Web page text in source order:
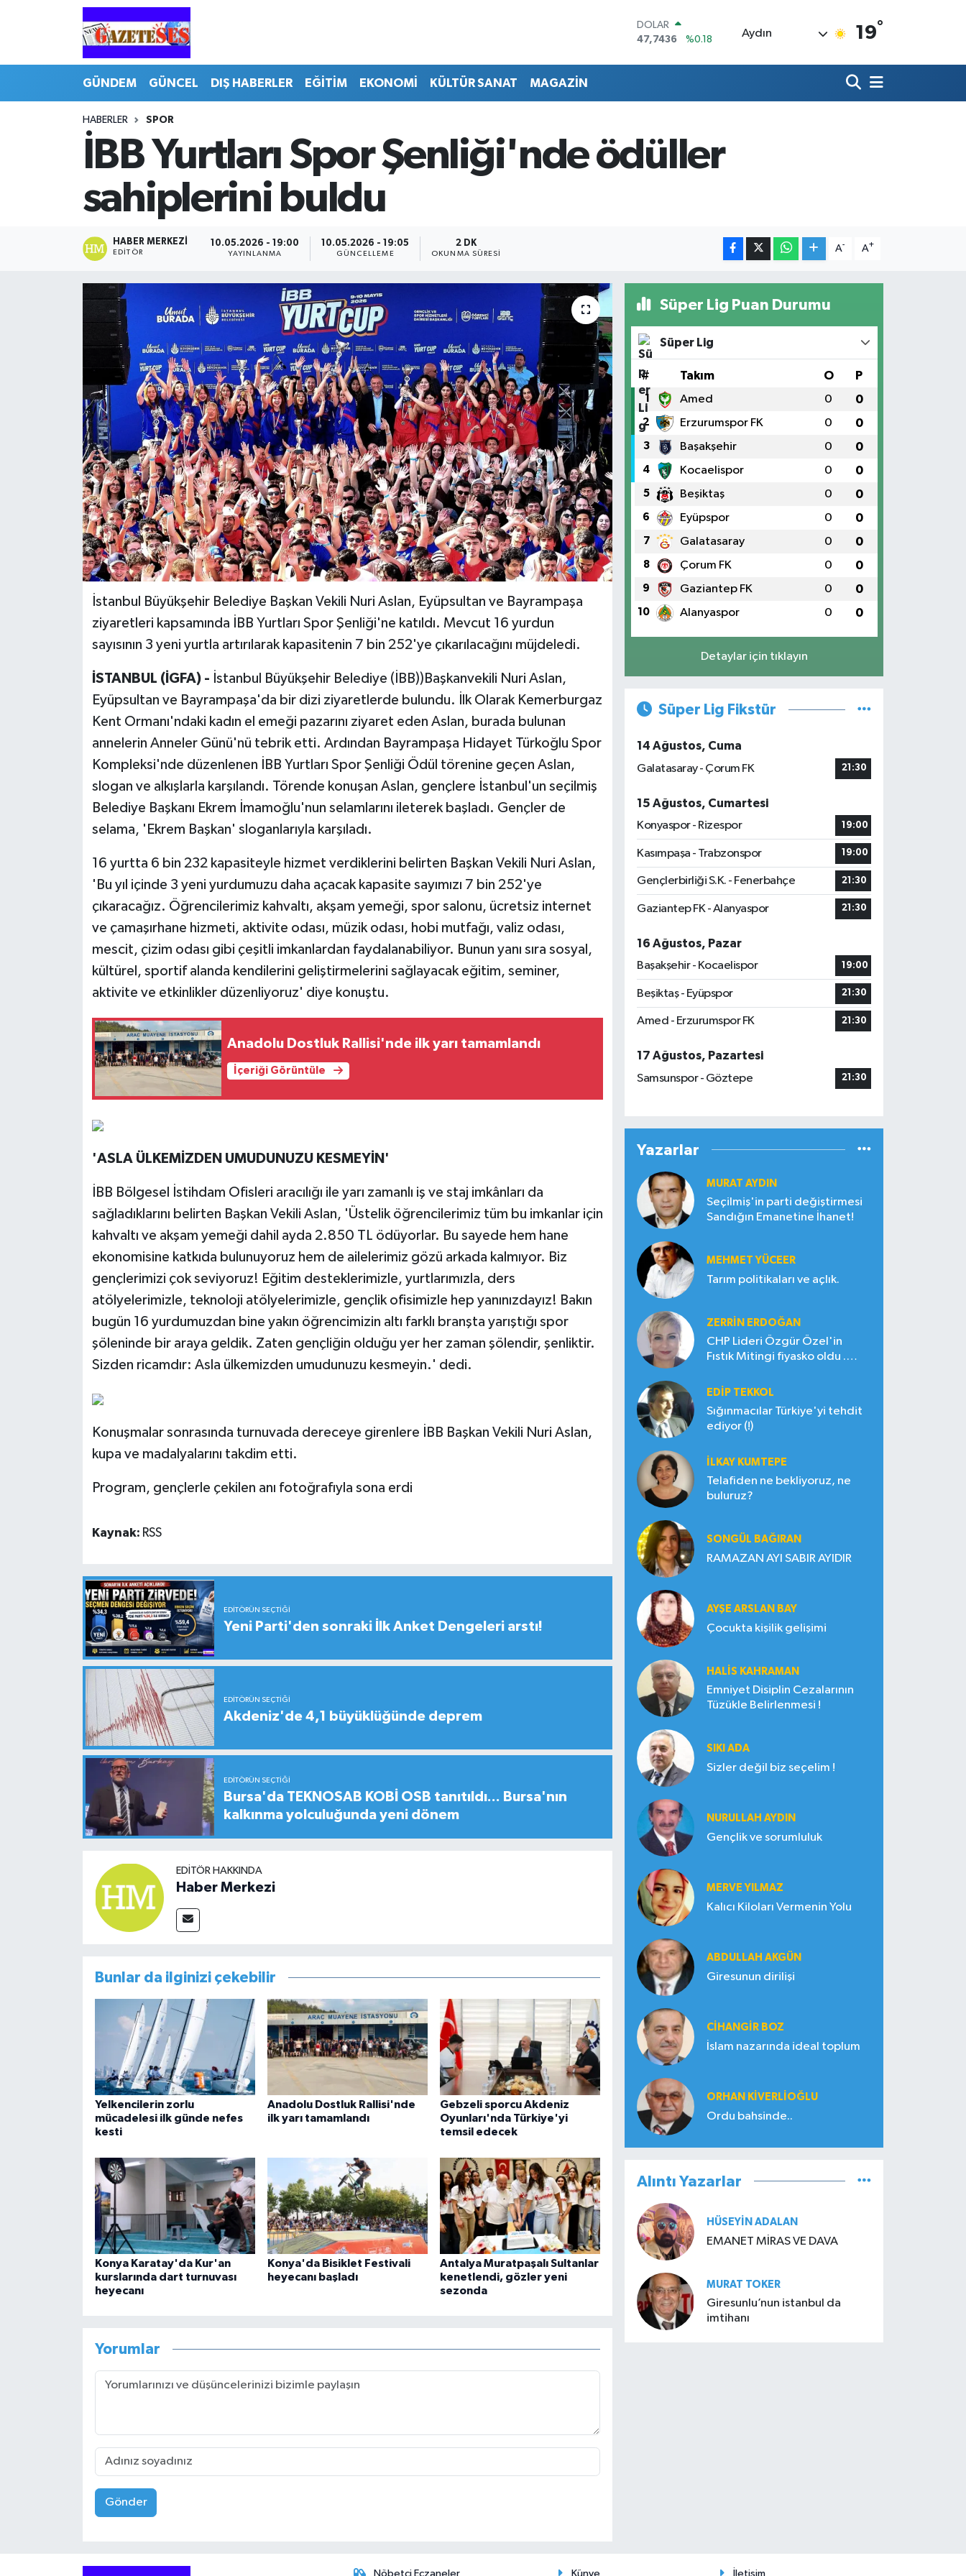
DOLAR
47,7436
%0.18
BİST100
%-14
BITCOIN
Aydın 19°
GÜNDEM GÜNCEL DIŞ HABERLER EĞİTİM EKONOMİ KÜLTÜR SANAT MAGAZİN
HABERLER SPOR
İBB Yurtları Spor Şenliği'nde ödüller
sahiplerini buldu
HABER MERKEZI
EDITÖR
10.05.2026 - 19:00
YAYINLANMA
10.05.2026 - 19:05
GÜNCELLEME
2 DK
OKUNMA SÜRESI
A- A+
İstanbul Büyükşehir Belediye Başkan Vekili Nuri Aslan, Eyüpsultan ve Bayrampaşa
ziyaretleri kapsamında İBB Yurtları Spor Şenliği'ne katıldı. Mevcut 16 yurdun
sayısının 3 yeni yurtla artırılarak kapasitenin 7 bin 252'ye çıkarılacağını müjdeledi.
İSTANBUL (İGFA) - İstanbul Büyükşehir Belediye (İBB))Başkanvekili Nuri Aslan,
Eyüpsultan ve Bayrampaşa'da bir dizi ziyaretlerde bulundu. İlk Olarak Kemerburgaz
Kent Ormanı'ndaki kadın el emeği pazarını ziyaret eden Aslan, burada bulunan
annelerin Anneler Günü'nü tebrik etti. Ardından Bayrampaşa Hidayet Türkoğlu Spor
Kompleksi'nde düzenlenen İBB Yurtları Spor Şenliği Ödül törenine geçen Aslan,
slogan ve alkışlarla karşılandı. Törende konuşan Aslan, gençlere İstanbul'un seçilmiş
Belediye Başkanı Ekrem İmamoğlu'nun selamlarını ileterek başladı. Gençler de
selama, 'Ekrem Başkan' sloganlarıyla karşıladı.
16 yurtta 6 bin 232 kapasiteyle hizmet verdiklerini belirten Başkan Vekili Nuri Aslan,
'Bu yıl içinde 3 yeni yurdumuzu daha açacak kapasite sayımızı 7 bin 252'ye
çıkaracağız. Öğrencilerimiz kahvaltı, akşam yemeği, spor salonu, ücretsiz internet
ve çamaşırhane hizmeti, aktivite odası, müzik odası, hobi mutfağı, valiz odası,
mescit, çizim odası gibi çeşitli imkanlardan faydalanabiliyor. Bunun yanı sıra sosyal,
kültürel, sportif alanda kendilerini geliştirmelerini sağlayacak eğitim, seminer,
aktivite ve etkinlikler düzenliyoruz' diye konuştu.
Anadolu Dostluk Rallisi'nde ilk yarı tamamlandı
İçeriği Görüntüle
'ASLA ÜLKEMİZDEN UMUDUNUZU KESMEYİN'
İBB Bölgesel İstihdam Ofisleri aracılığı ile yarı zamanlı iş ve staj imkânları da
sağladıklarını belirten Başkan Vekili Aslan, 'Üstelik öğrencilerimiz tüm bu imkanlar için
kahvaltı ve akşam yemeği dahil ayda 2.850 TL ödüyorlar. Bu sayede hem hane
ekonomisine katkıda bulunuyoruz hem de ailelerimiz gözü arkada kalmıyor. Biz
gençlerimizi çok seviyoruz! Eğitim desteklerimizle, yurtlarımızla, ders
atölyelerimizle, teknoloji atölyelerimizle, gençlik ofisimizle hep yanınızdayız! Bakın
bugün 16 yurdumuzdan bine yakın öğrencimizin altı farklı branşta yarıştığı spor
şöleninde bir araya geldik. Zaten gençliğin olduğu yer her zaman şölendir, şenliktir.
Sizden ricamdır: Asla ülkemizden umudunuzu kesmeyin.' dedi.
Konuşmalar sonrasında turnuvada dereceye girenlere İBB Başkan Vekili Nuri Aslan,
kupa ve madalyalarını takdim etti.
Program, gençlerle çekilen anı fotoğrafıyla sona erdi
Kaynak: RSS
EDITÖRÜN SEÇTIĞI
Yeni Parti'den sonraki İlk Anket Dengeleri arstı!
EDITÖRÜN SEÇTIĞI
Akdeniz'de 4,1 büyüklüğünde deprem
EDITÖRÜN SEÇTIĞI
Bursa'da TEKNOSAB KOBİ OSB tanıtıldı... Bursa'nın
kalkınma yolculuğunda yeni dönem
EDITÖR HAKKINDA
Haber Merkezi
Bunlar da ilginizi çekebilir
Yelkencilerin zorlu
mücadelesi ilk günde nefes
kesti
Anadolu Dostluk Rallisi'nde
ilk yarı tamamlandı
Gebzeli sporcu Akdeniz
Oyunları'nda Türkiye'yi
temsil edecek
Konya Karatay'da Kur'an
kurslarında dart turnuvası
heyecanı
Konya'da Bisiklet Festivali
heyecanı başladı
Antalya Muratpaşalı Sultanlar
kenetlendi, gözler yeni
sezonda
Yorumlar
Gönder
Süper Lig Puan Durumu
Süper Lig
# Takım O P
1 Amed 0 0
2 Erzurumspor FK 0 0
3 Başakşehir 0 0
4 Kocaelispor 0 0
5 Beşiktaş 0 0
6 Eyüpspor 0 0
7 Galatasaray 0 0
8 Çorum FK 0 0
9 Gaziantep FK 0 0
10 Alanyaspor 0 0
Detaylar için tıklayın
Süper Lig Fikstür
14 Ağustos, Cuma
Galatasaray - Çorum FK
21:30
15 Ağustos, Cumartesi
Konyaspor - Rizespor
19:00
Kasımpaşa - Trabzonspor 19:00
Gençlerbirliği S.K. - Fenerbahçe 21:30
Gaziantep FK - Alanyaspor 21:30
16 Ağustos, Pazar
Başakşehir - Kocaelispor
19:00
Beşiktaş - Eyüpspor 21:30
Amed - Erzurumspor FK 21:30
17 Ağustos, Pazartesi
Samsunspor - Göztepe
21:30
Yazarlar
MURAT AYDIN
Seçilmiş'in parti değiştirmesi
Sandığın Emanetine İhanet!
MEHMET YÜCEER
Tarım politikaları ve açlık.
ZERRIN ERDOĞAN
CHP Lideri Özgür Özel'in
Fıstık Mitingi fiyasko oldu .
EDIP TEKKOL
Sığınmacılar Türkiye'yi tehdit
ediyor (!)
İLKAY KUMTEPE
Telafiden ne bekliyoruz, ne
buluruz?
SONGÜL BAĞIRAN
RAMAZAN AYI SABIR AYIDIR
AYŞE ARSLAN BAY
Çocukta kişilik gelişimi
HALIS KAHRAMAN
Emniyet Disiplin Cezalarının
Tüzükle Belirlenmesi !
SIKI ADA
Sizler değil biz seçelim !
NURULLAH AYDIN
Gençlik ve sorumluluk
MERVE YILMAZ
Kalıcı Kiloları Vermenin Yolu
ABDULLAH AKGÜN
Giresunun dirilişi
CIHANGIR BOZ
İslam nazarında ideal toplum
ORHAN KIVERLIOĞLU
Ordu bahsinde..
Alıntı Yazarlar
HÜSEYIN ADALAN
EMANET MİRAS VE DAVA
MURAT TOKER
Giresunlu’nun istanbul da
imtihanı
Nöbetçi Eczaneler Künye İletişim